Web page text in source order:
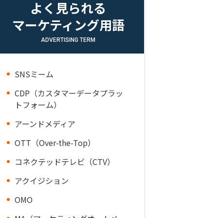
よく見られる
マーケティング用語
ADVERTISING TERM
SNSミーム
CDP（カスタマーデータプラッ
トフォーム）
アーンドメディア
OTT（Over-the-Top）
コネクテッドテレビ（CTV）
アクイジション
OMO